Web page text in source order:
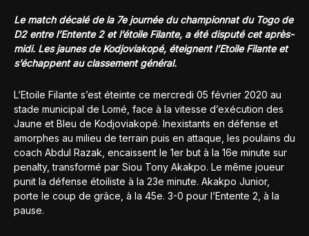
Le match décalé de la 7e journée du championnat du Togo de
D2 entre l’Entente 2 et l’étoile Filante, a été disputé cet après-
midi. Les jaunes de Kodjoviakopé, éteignent l’Etoile Filante et
s’échappent au classement général.
L’Etoile Filante s’est éteinte ce mercredi 05 février 2020 au
stade municipal de Lomé, face à la vitesse d’exécution des
Jaune et Bleu de Kodjoviakopé. Inexistants en défense et
amorphes au milieu de terrain puis en attaque, les poulains du
coach Abdul Razak, encaissent le 1er but à la 16e minute sur
penalty, transformé par Siou Tony Akakpo. Le même joueur
punit la défense étoiliste à la 23e minute. Akakpo Junior,
porte le coup de grâce, à la 45e. 3-0 pour l’Entente 2, à la
pause.